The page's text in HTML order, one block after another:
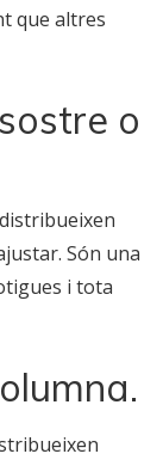
que altres
o
Són una
i tota